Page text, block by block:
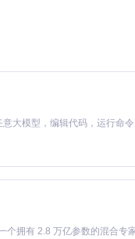
的缠论策略模拟运行。开
现从理论到实证的快速验
的JavaScript函数定义即